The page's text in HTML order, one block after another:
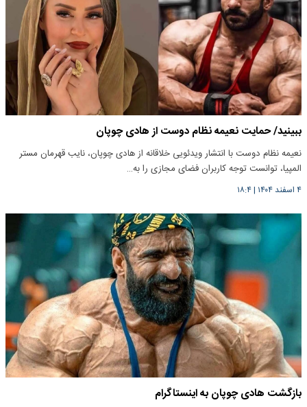
ببینید/ حمایت نعیمه نظام دوست از هادی چوپان
نعیمه نظام دوست با انتشار ویدئویی خلاقانه از هادی چوپان، نایب قهرمان مستر
المپیا، توانست توجه کاربران فضای مجازی را به…
۴ اسفند ۱۴۰۴ |۱۸:۴
بازگشت هادی چوپان به اینستاگرام